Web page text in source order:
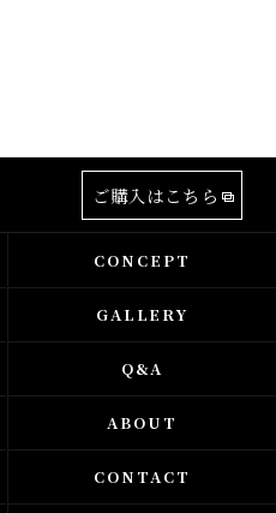
ご購入はこちら
CONCEPT
GALLERY
Q&A
ABOUT
CONTACT